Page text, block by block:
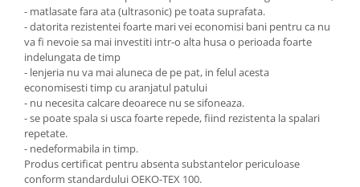
- matlasate fara ata (ultrasonic) pe toata suprafata.
- datorita rezistentei foarte mari vei economisi bani pentru ca nu
va fi nevoie sa mai investiti intr-o alta husa o perioada foarte
indelungata de timp
- lenjeria nu va mai aluneca de pe pat, in felul acesta
economisesti timp cu aranjatul patului
- nu necesita calcare deoarece nu se sifoneaza.
- se poate spala si usca foarte repede, fiind rezistenta la spalari
repetate.
- nedeformabila in timp.
Produs certificat pentru absenta substantelor periculoase
conform standardului OEKO-TEX 100.